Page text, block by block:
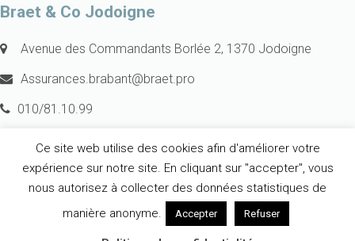
Braet & Co Jodoigne
Avenue des Commandants Borlée 2, 1370 Jodoigne
Assurances.brabant@braet.pro
010/81.10.99
Ouvert en dehors des heures d’ouverture sur rendez-vous
Copyright Braet & Co. 2026 - tous droits réservés -Politique de
Ce site web utilise des cookies afin d'améliorer votre
expérience sur notre site. En cliquant sur "accepter", vous
nous autorisez à collecter des données statistiques de
manière anonyme.
Accepter Refuser